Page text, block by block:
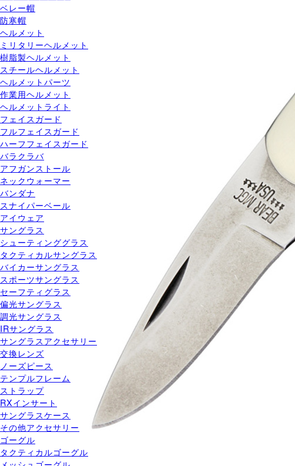
ベレー帽
防寒帽
ヘルメット
ミリタリーヘルメット
樹脂製ヘルメット
スチールヘルメット
ヘルメットパーツ
作業用ヘルメット
ヘルメットライト
フェイスガード
フルフェイスガード
ハーフフェイスガード
バラクラバ
アフガンストール
ネックウォーマー
バンダナ
スナイパーベール
アイウェア
サングラス
シューティンググラス
タクティカルサングラス
バイカーサングラス
スポーツサングラス
セーフティグラス
偏光サングラス
調光サングラス
IRサングラス
サングラスアクセサリー
交換レンズ
ノーズピース
テンプルフレーム
ストラップ
RXインサート
サングラスケース
その他アクセサリー
ゴーグル
タクティカルゴーグル